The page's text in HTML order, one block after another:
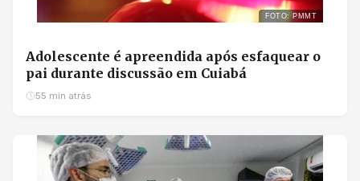
FOTO: PMMT
Adolescente é apreendida após esfaquear o
pai durante discussão em Cuiabá
55 min atrás